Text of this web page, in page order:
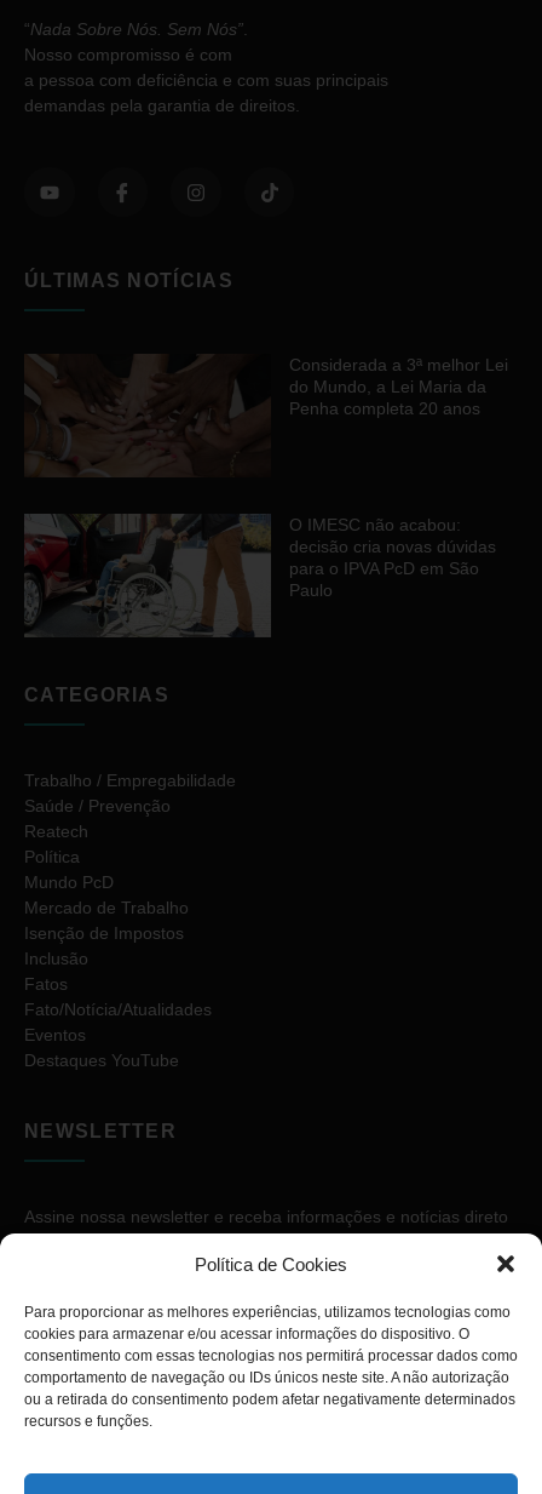
Política de Cookies
Para proporcionar as melhores experiências, utilizamos tecnologias como
cookies para armazenar e/ou acessar informações do dispositivo. O
consentimento com essas tecnologias nos permitirá processar dados como
comportamento de navegação ou IDs únicos neste site. A não autorização
ou a retirada do consentimento podem afetar negativamente determinados
recursos e funções.
“Nada Sobre Nós. Sem Nós”
Nosso compromisso é com
a pessoa com deficiência e com suas principais
demandas pela garantia de direitos.
ÚLTIMAS NOTÍCIAS
Considerada a 3ª melhor Lei
do Mundo, a Lei Maria da
Penha completa 20 anos
O IMESC não acabou:
decisão cria novas dúvidas
para o IPVA PcD em São
Paulo
CATEGORIAS
Trabalho / Empregabilidade
Saúde / Prevenção
Reatech
Política
Mundo PcD
Mercado de Trabalho
Isenção de Impostos
Inclusão
Fatos
Fato/Notícia/Atualidades
Eventos
Destaques YouTube
NEWSLETTER
Assine nossa newsletter e receba informações e notícias direto